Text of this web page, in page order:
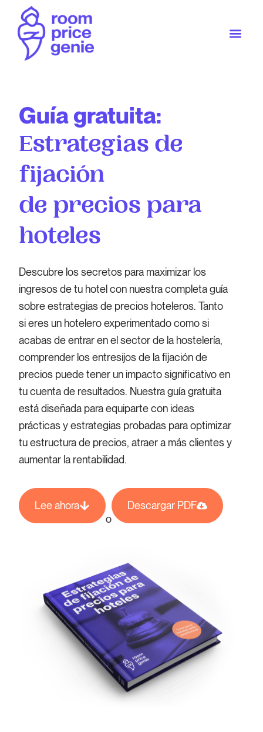
Guía gratuita:
Estrategias de
fijación
de precios para
hoteles
Descubre los secretos para maximizar los
ingresos de tu hotel con nuestra completa guía
sobre estrategias de precios hoteleros. Tanto
si eres un hotelero experimentado como si
acabas de entrar en el sector de la hostelería,
comprender los entresijos de la fijación de
precios puede tener un impacto significativo en
tu cuenta de resultados. Nuestra guía gratuita
está diseñada para equiparte con ideas
prácticas y estrategias probadas para optimizar
tu estructura de precios, atraer a más clientes y
aumentar la rentabilidad.
Lee ahora
o
Descargar PDF